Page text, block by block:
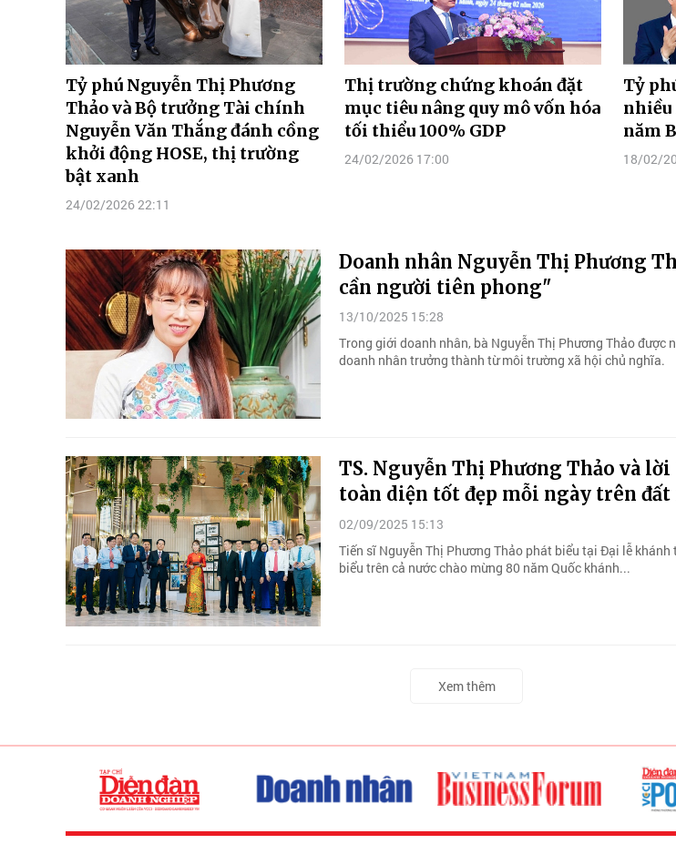
Tỷ phú Nguyễn Thị Phương
Thảo và Bộ trưởng Tài chính
Nguyễn Văn Thắng đánh cồng
khởi động HOSE, thị trường
bật xanh
24/02/2026 22:11
Thị trường chứng khoán đặt
mục tiêu nâng quy mô vốn hóa
tối thiểu 100% GDP
24/02/2026 17:00
Tỷ
năm
18/02/
Doanh nhân Nguyễn Thị Phương
cần người tiên phong"
13/10/2025 15:28
Trong giới doanh nhân, bà Nguyễn Thị Phương Thảo được
doanh nhân trưởng thành từ môi trường xã hội chủ nghĩa.
TS. Nguyễn Thị Phương Thảo và
toàn diện tốt đẹp mỗi ngày trên đất
02/09/2025 15:13
Tiến sĩ Nguyễn Thị Phương Thảo phát biểu tại Đại lễ
biểu trên cả nước chào mừng 80 năm Quốc khánh...
Xem thêm